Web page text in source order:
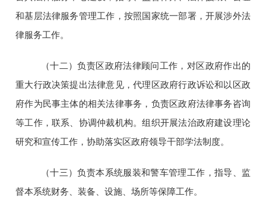
和基层法律服务管理工作，按照国家统一部署，开展涉外法
律服务工作。
（十二）负责区政府法律顾问工作，对区政府作出的
重大行政决策提出法律意见，代理区政府行政诉讼和以区政
府作为民事主体的相关法律事务，负责区政府法律事务咨询
等工作，联系、协调仲裁机构。组织开展法治政府建设理论
研究和宣传工作，协助落实区政府领导干部学法制度。
（十三）负责本系统服装和警车管理工作，指导、监
督本系统财务、装备、设施、场所等保障工作。